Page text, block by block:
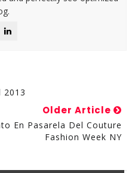
2013
Older Article
En Pasarela Del Couture
Fashion Week NY